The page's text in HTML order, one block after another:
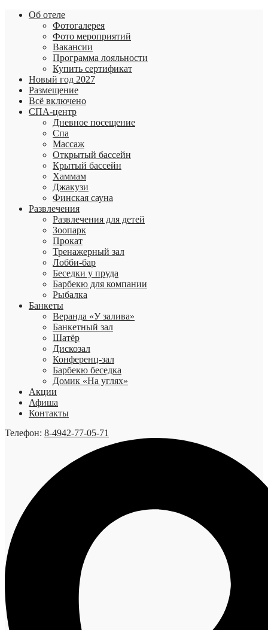
Об отеле
Фотогалерея
Фото мероприятий
Вакансии
Программа лояльности
Купить сертификат
Новый год 2027
Размещение
Всё включено
СПА-центр
Дневное посещение
Спа
Массаж
Открытый бассейн
Крытый бассейн
Хаммам
Джакузи
Финская сауна
Развлечения
Развлечения для детей
Зоопарк
Прокат
Тренажерный зал
Лобби-бар
Беседки у пруда
Барбекю для компании
Рыбалка
Банкеты
Веранда «У залива»
Банкетный зал
Шатёр
Дискозал
Конференц-зал
Барбекю беседка
Домик «На углях»
Акции
Афиша
Контакты
Телефон: 8-4942-77-05-71